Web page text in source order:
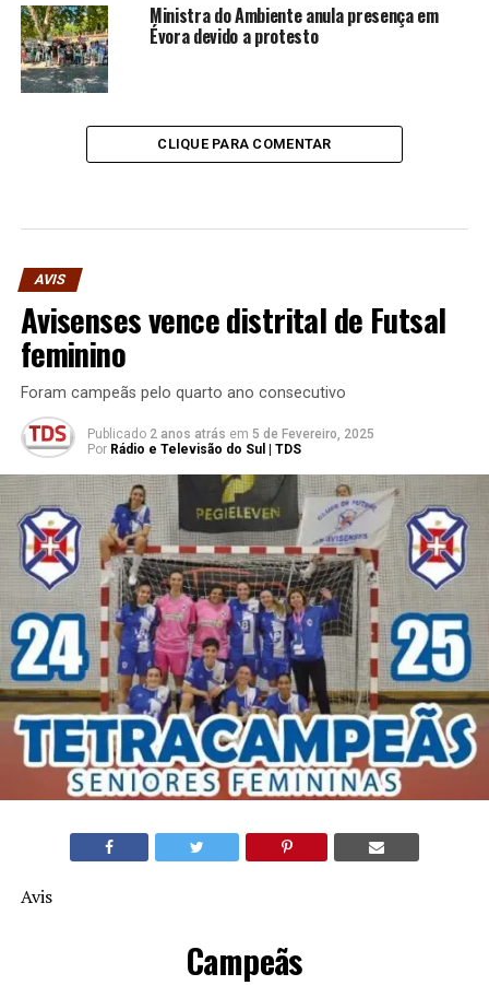
Ministra do Ambiente anula presença em
Évora devido a protesto
CLIQUE PARA COMENTAR
AVIS
Avisenses vence distrital de Futsal
feminino
Foram campeãs pelo quarto ano consecutivo
Publicado 2 anos atrás em 5 de Fevereiro, 2025
Por Rádio e Televisão do Sul | TDS
Avis
Campeãs